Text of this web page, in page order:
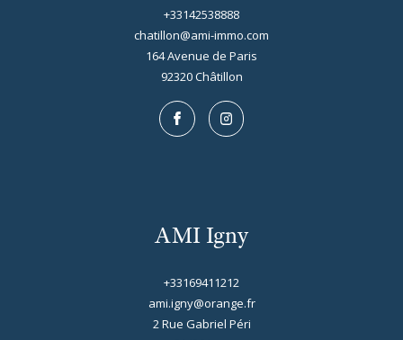
+33142538888
chatillon@ami-immo.com
164 Avenue de Paris
92320 châtillon
AMI Igny
+33169411212
ami.igny@orange.fr
2 Rue Gabriel Péri